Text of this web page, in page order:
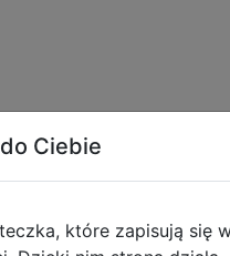
Ciebie
które zapisują się